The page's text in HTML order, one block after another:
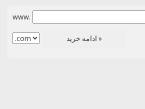
www.